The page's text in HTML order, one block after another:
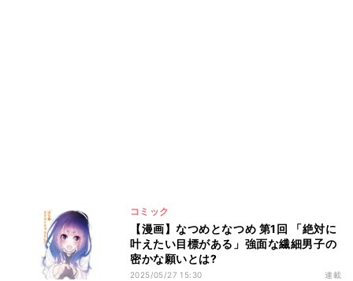
コミック
【漫画】なつめとなつめ 第1回 「絶対に
叶えたい目標がある」強面な繊細男子の
密かな願いとは?
2025/05/27 15:30 連載